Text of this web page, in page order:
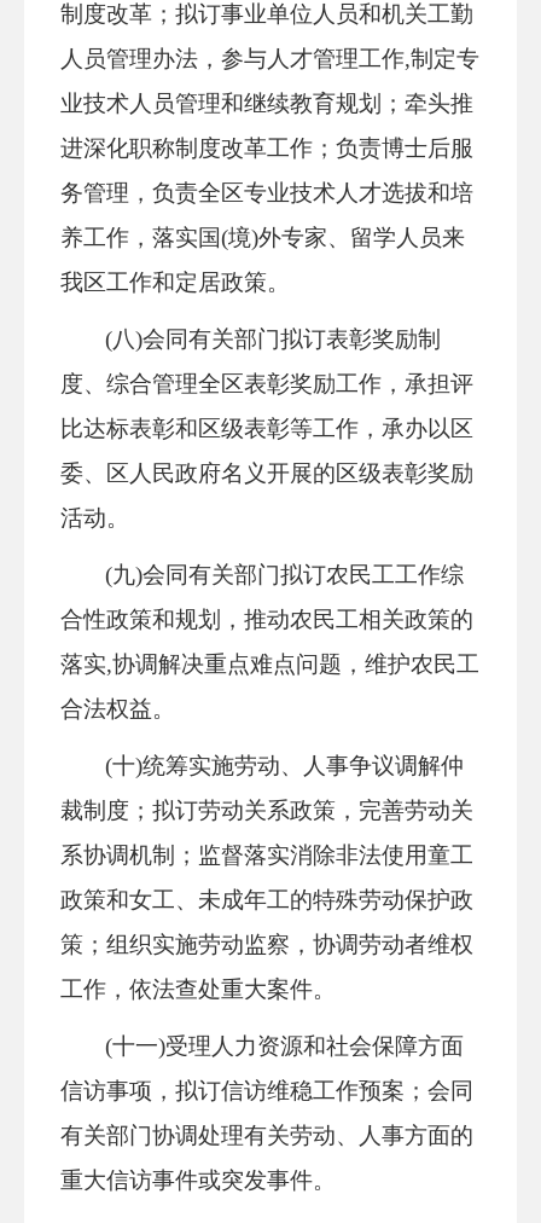
制度改革；拟订事业单位人员和机关工勤
人员管理办法，参与人才管理工作,制定专
业技术人员管理和继续教育规划；牵头推
进深化职称制度改革工作；负责博士后服
务管理，负责全区专业技术人才选拔和培
养工作，落实国(境)外专家、留学人员来
我区工作和定居政策。
(八)会同有关部门拟订表彰奖励制
度、综合管理全区表彰奖励工作，承担评
比达标表彰和区级表彰等工作，承办以区
委、区人民政府名义开展的区级表彰奖励
活动。
(九)会同有关部门拟订农民工工作综
合性政策和规划，推动农民工相关政策的
落实,协调解决重点难点问题，维护农民工
合法权益。
(十)统筹实施劳动、人事争议调解仲
裁制度；拟订劳动关系政策，完善劳动关
系协调机制；监督落实消除非法使用童工
政策和女工、未成年工的特殊劳动保护政
策；组织实施劳动监察，协调劳动者维权
工作，依法查处重大案件。
(十一)受理人力资源和社会保障方面
信访事项，拟订信访维稳工作预案；会同
有关部门协调处理有关劳动、人事方面的
重大信访事件或突发事件。